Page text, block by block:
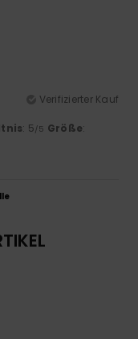
Verifizierter Kauf
: 5/5 Größe: